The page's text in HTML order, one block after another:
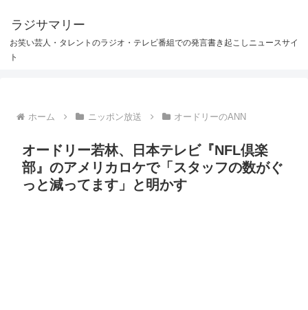
ラジサマリー
お笑い芸人・タレントのラジオ・テレビ番組での発言書き起こしニュースサイ
ト
ホーム ニッポン放送 オードリーのANN
オードリー若林、日本テレビ『NFL倶楽
部』のアメリカロケで「スタッフの数がぐ
っと減ってます」と明かす